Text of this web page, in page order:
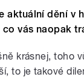
aktuální dění v
vás naopak
krásnej, toho
to je takové